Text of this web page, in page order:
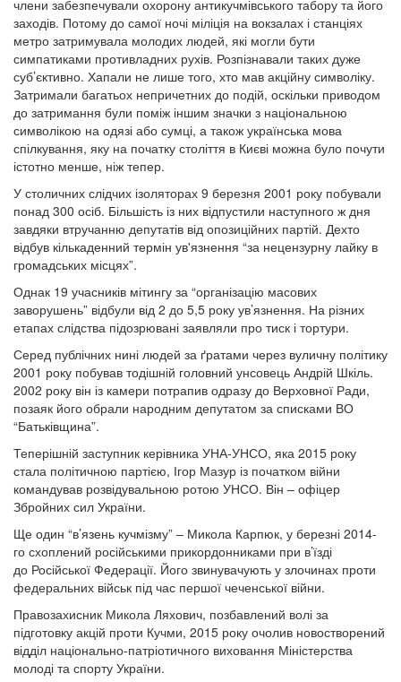
члени забезпечували охорону антикучмівського табору та його
заходів. Потому до самої ночі міліція на вокзалах і станціях
метро затримувала молодих людей, які могли бути
симпатиками противладних рухів. Розпізнавали таких дуже
суб’єктивно. Хапали не лише того, хто мав акційну символіку.
Затримали багатьох непричетних до подій, оскільки приводом
до затримання були поміж іншим значки з національною
символікою на одязі або сумці, а також українська мова
спілкування, яку на початку століття в Києві можна було почути
істотно менше, ніж тепер.
У столичних слідчих ізоляторах 9 березня 2001 року побували
понад 300 осіб. Більшість із них відпустили наступного ж дня
завдяки втручанню депутатів від опозиційних партій. Дехто
відбув кількаденний термін ув'язнення “за нецензурну лайку в
громадських місцях”.
Однак 19 учасників мітингу за “організацію масових
заворушень” відбули від 2 до 5,5 року ув’язнення. На різних
етапах слідства підозрювані заявляли про тиск і тортури.
Серед публічних нині людей за ґратами через вуличну політику
2001 року побував тодішній головний унсовець Андрій Шкіль.
2002 року він із камери потрапив одразу до Верховної Ради,
позаяк його обрали народним депутатом за списками ВО
“Батьківщина”.
Теперішній заступник керівника УНА-УНСО, яка 2015 року
стала політичною партією, Ігор Мазур із початком війни
командував розвідувальною ротою УНСО. Він – офіцер
Збройних сил України.
Ще один “в’язень кучмізму” – Микола Карпюк, у березні 2014-
го схоплений російськими прикордонниками при в’їзді
до Російської Федерації. Його звинувачують у злочинах проти
федеральних військ під час першої чеченської війни.
Правозахисник Микола Ляхович, позбавлений волі за
підготовку акцій проти Кучми, 2015 року очолив новостворений
відділ національно-патріотичного виховання Міністерства
молоді та спорту України.